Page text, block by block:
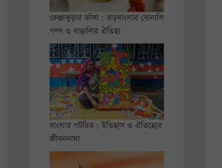
কেঞ্জাকুড়ার কাঁসা : রাঢ়বাংলার সোনালি
গল্প ও বাঙালির ঐতিহ্য
বাংলার পটচিত্র : ইতিহাস ও ঐতিহ্যের
জীবননামা